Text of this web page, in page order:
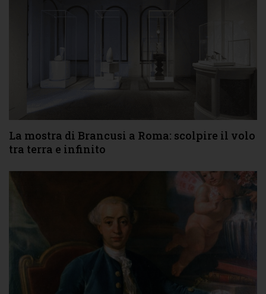
La mostra di Brancusi a Roma: scolpire il volo
tra terra e infinito